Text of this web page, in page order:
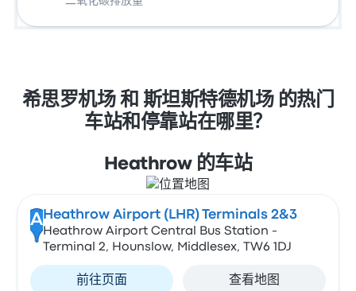
希思罗机场 和 斯坦斯特德机场 的热门
车站和停靠站在哪里？
Heathrow 的车站
A Heathrow Airport (LHR) Terminals 2&3
Heathrow Airport Central Bus Station -
Terminal 2, Hounslow, Middlesex, TW6 1DJ
前往页面 查看地图